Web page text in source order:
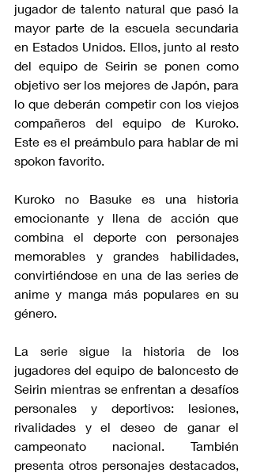
jugador de talento natural que pasó la
mayor parte de la escuela secundaria
en Estados Unidos. Ellos, junto al resto
del equipo de Seirin se ponen como
objetivo ser los mejores de Japón, para
lo que deberán competir con los viejos
compañeros del equipo de Kuroko.
Este es el preámbulo para hablar de mi
spokon favorito.
Kuroko no Basuke es una historia
emocionante y llena de acción que
combina el deporte con personajes
memorables y grandes habilidades,
convirtiéndose en una de las series de
anime y manga más populares en su
género.
La serie sigue la historia de los
jugadores del equipo de baloncesto de
Seirin mientras se enfrentan a desafíos
personales y deportivos: lesiones,
rivalidades y el deseo de ganar el
campeonato nacional. También
presenta otros personajes destacados,